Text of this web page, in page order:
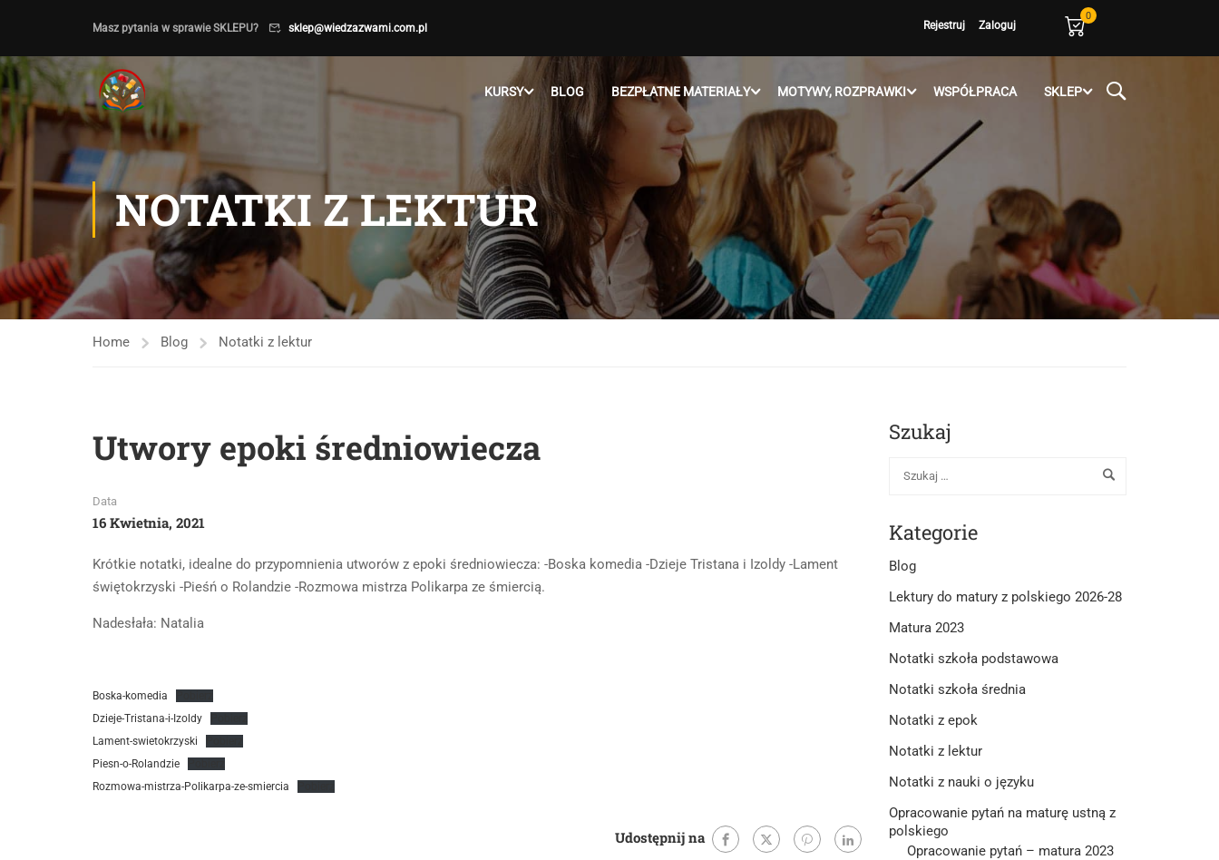
Masz pytania w sprawie SKLEPU? sklep@wiedzazwami.com.pl Rejestruj Zaloguj
0
KURSY BLOG BEZPŁATNE MATERIAŁY MOTYWY, ROZPRAWKI WSPÓŁPRACA SKLEP
NOTATKI Z LEKTUR
Home Blog Notatki z lektur
Utwory epoki średniowiecza
Data
16 Kwietnia, 2021
Krótkie notatki, idealne do przypomnienia utworów z epoki średniowiecza: -Boska komedia -Dzieje Tristana i Izoldy -Lament
świętokrzyski -Pieśń o Rolandzie -Rozmowa mistrza Polikarpa ze śmiercią.
Nadesłała: Natalia
Boska-komedia
Dzieje-Tristana-i-Izoldy
Lament-swietokrzyski
Piesn-o-Rolandzie
Rozmowa-mistrza-Polikarpa-ze-smiercia
Udostępnij na
Szukaj
Kategorie
Blog
Lektury do matury z polskiego 2026-28
Matura 2023
Notatki szkoła podstawowa
Notatki szkoła średnia
Notatki z epok
Notatki z lektur
Notatki z nauki o języku
Opracowanie pytań na maturę ustną z
polskiego
Opracowanie pytań – matura 2023